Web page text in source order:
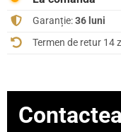
Garanție:36 luni
Termen de retur 14